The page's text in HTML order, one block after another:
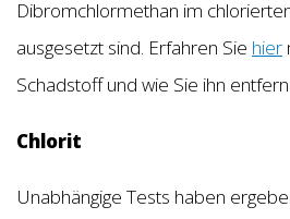
Dibromchlormethan im
ausgesetzt sind. Erfahren Sie hier
Schadstoff und wie Sie ihn
Chlorit
Unabhängige Tests haben